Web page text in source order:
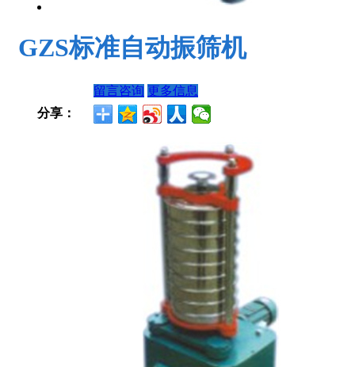
GZS标准自动振筛机
留言咨询 更多信息
分享：